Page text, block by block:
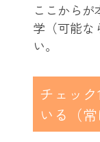
ここから
学（可能な
い。
チェッ
いる（